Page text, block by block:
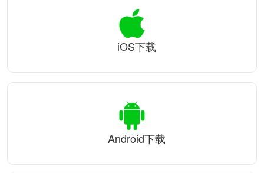
iOS下载
Android下载